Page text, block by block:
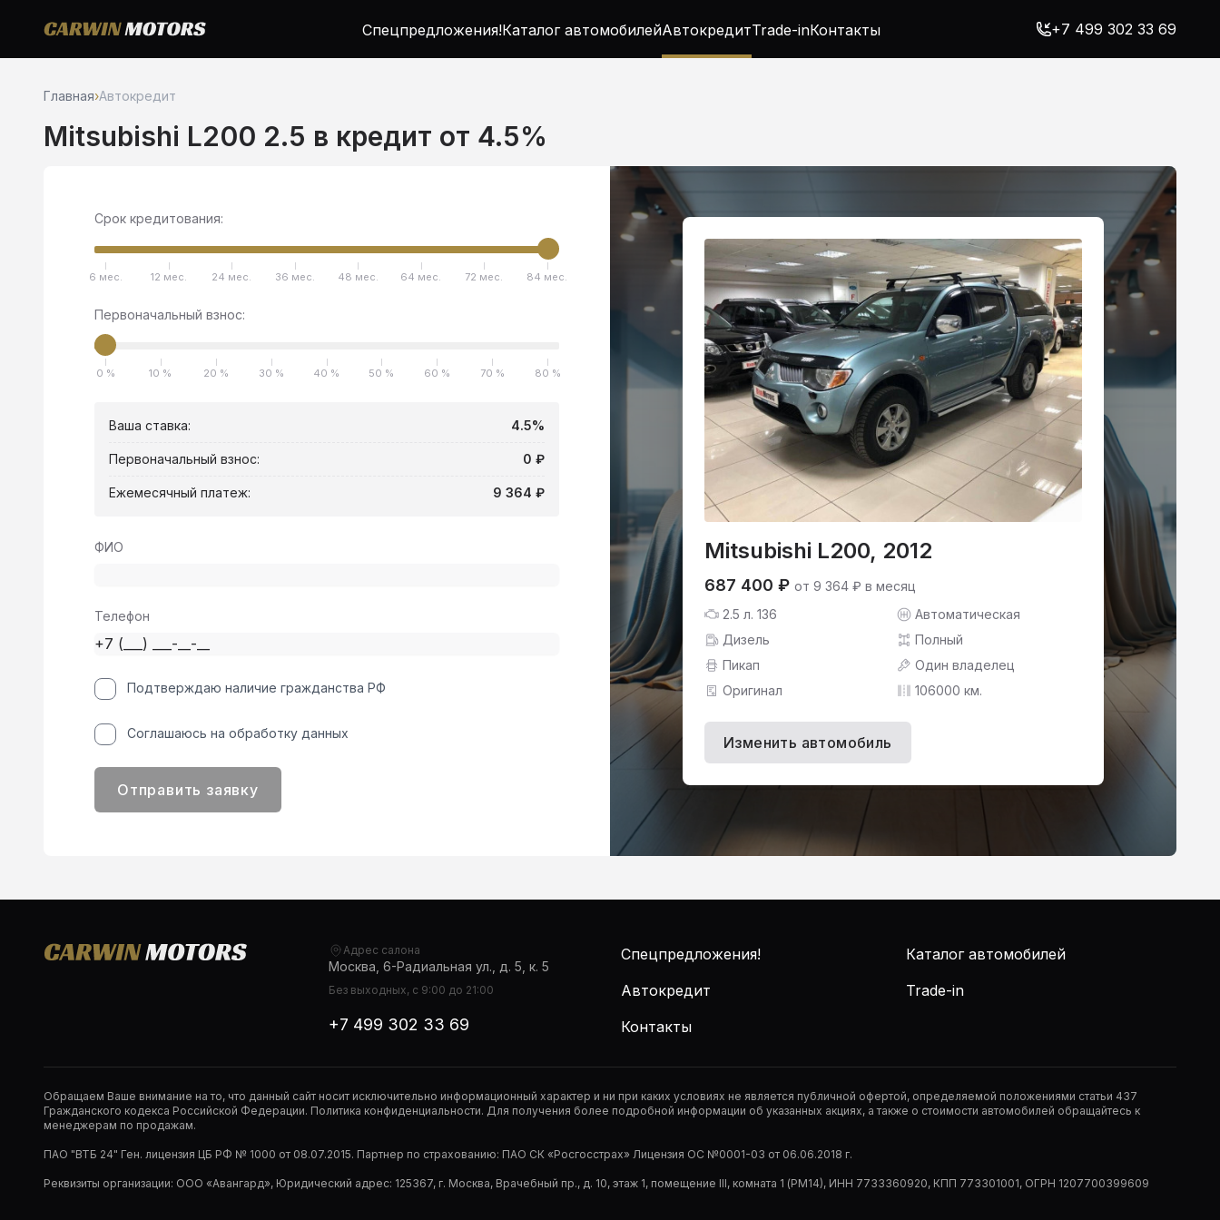
Спецпредложения!Каталог автомобилейАвтокредитTrade-inКонтакты +7 499 302 33 69
Главная›Автокредит
Mitsubishi L200 2.5 в кредит от 4.5%
Mitsubishi L200, 2012
687 400 ₽ от 9 364 ₽ в месяц
2.5 л. 136
Автоматическая
Дизель
Полный
Пикап
Один владелец
Оригинал
106000 км.
Изменить автомобиль
Срок кредитования:
6 мес. 12 мес. 24 мес. 36 мес. 48 мес. 64 мес. 72 мес. 84 мес.
Первоначальный взнос:
0 % 10 % 20 % 30 % 40 % 50 % 60 % 70 % 80 %
Ваша ставка: 4.5%
Первоначальный взнос: 0 ₽
Ежемесячный платеж: 9 364 ₽
ФИО
Телефон
Подтверждаю наличие гражданства РФ
Соглашаюсь на обработку данных
Отправить заявку
Адрес салона
Москва, 6-Радиальная ул., д. 5, к. 5
Без выходных, с 9:00 до 21:00
+7 499 302 33 69
Спецпредложения!
Каталог автомобилей
Автокредит
Trade-in
Контакты
Обращаем Ваше внимание на то, что данный сайт носит исключительно информационный характер и ни при каких условиях не является публичной офертой, определяемой положениями статьи 437
Гражданского кодекса Российской Федерации. Политика конфиденциальности. Для получения более подробной информации об указанных акциях, а также о стоимости автомобилей обращайтесь к
менеджерам по продажам.
ПАО "ВТБ 24" Ген. лицензия ЦБ РФ № 1000 от 08.07.2015. Партнер по страхованию: ПАО СК «Росгосстрах» Лицензия ОС №0001-03 от 06.06.2018 г.
Реквизиты организации: ООО «Авангард», Юридический адрес: 125367, г. Москва, Врачебный пр., д. 10, этаж 1, помещение III, комната 1 (РМ14), ИНН 7733360920, КПП 773301001, ОГРН 1207700399609